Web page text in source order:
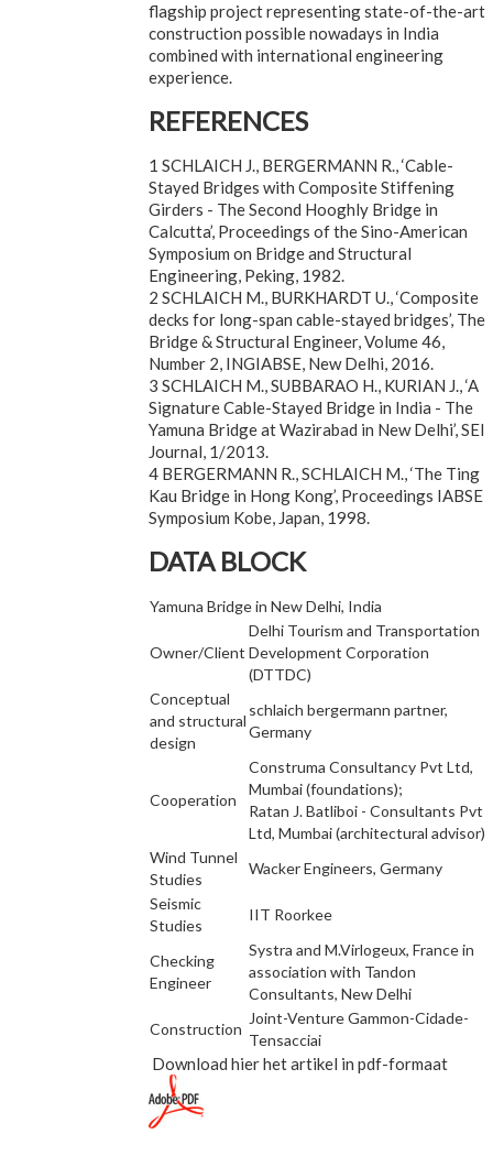
flagship project representing state-of-the-art
construction possible nowadays in India
combined with international engineering
experience.
REFERENCES
1 SCHLAICH J., BERGERMANN R., ‘Cable-
Stayed Bridges with Composite Stiffening
Girders - The Second Hooghly Bridge in
Calcutta’, Proceedings of the Sino-American
Symposium on Bridge and Structural
Engineering, Peking, 1982.
2 SCHLAICH M., BURKHARDT U., ‘Composite
decks for long-span cable-stayed bridges’, The
Bridge & Structural Engineer, Volume 46,
Number 2, INGIABSE, New Delhi, 2016.
3 SCHLAICH M., SUBBARAO H., KURIAN J., ‘A
Signature Cable-Stayed Bridge in India - The
Yamuna Bridge at Wazirabad in New Delhi’, SEI
Journal, 1/2013.
4 BERGERMANN R., SCHLAICH M., ‘The Ting
Kau Bridge in Hong Kong’, Proceedings IABSE
Symposium Kobe, Japan, 1998.
DATA BLOCK
Yamuna Bridge in New Delhi, India
Owner/Client
Delhi Tourism and Transportation
Development Corporation
(DTTDC)
Conceptual
and structural
design
schlaich bergermann partner,
Germany
Cooperation
Construma Consultancy Pvt Ltd,
Mumbai (foundations);
Ratan J. Batliboi - Consultants Pvt
Ltd, Mumbai (architectural advisor)
Wind Tunnel
Studies
Wacker Engineers, Germany
Seismic
Studies
IIT Roorkee
Checking
Engineer
Systra and M.Virlogeux, France in
association with Tandon
Consultants, New Delhi
Construction
Joint-Venture Gammon-Cidade-
Tensacciai
Download hier het artikel in pdf-formaat